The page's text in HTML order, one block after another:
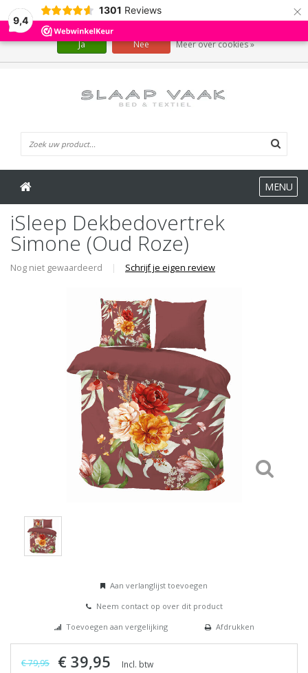
9,4
1301 Reviews ×
MENU
iSleep Dekbedovertrek
Simone (Oud Roze)
Nog niet gewaardeerd | Schrijf je eigen review
Aan verlanglijst toevoegen
Neem contact op over dit product
Toevoegen aan vergelijking
Afdrukken
€ 79,95 € 39,95 Incl. btw
Wij slaan cookies op om onze website te verbeteren. Is dat akkoord?
Ja Nee Meer over cookies »